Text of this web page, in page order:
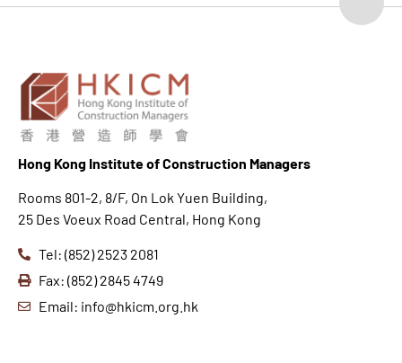
Hong Kong Institute of Construction Managers
Rooms 801-2, 8/F, On Lok Yuen Building,
25 Des Voeux Road Central, Hong Kong
Tel: (852) 2523 2081
Fax: (852) 2845 4749
Email: info@hkicm.org.hk